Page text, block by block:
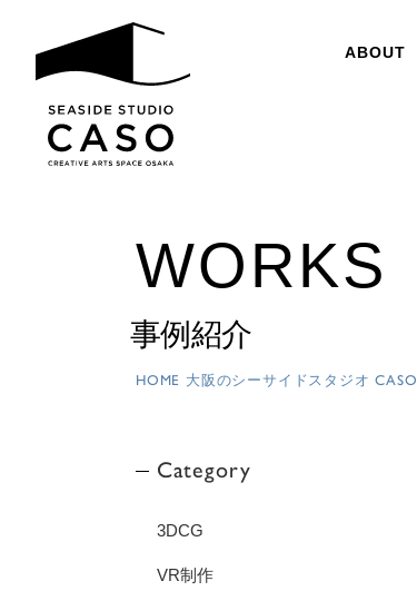
ABOUT
事例紹介
HOME 大阪のシーサイドスタジオ CASO
Category
3DCG
VR制作